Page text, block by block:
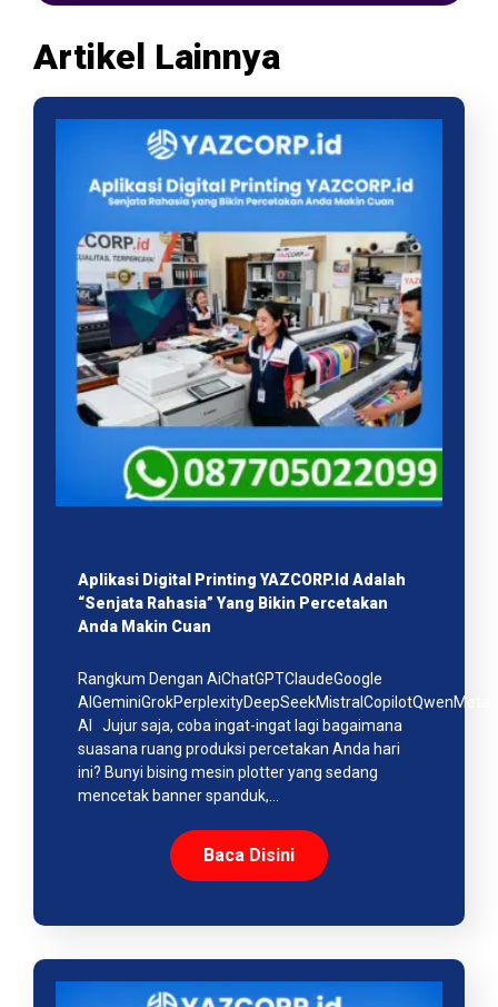
Artikel Lainnya
Aplikasi Digital Printing YAZCORP.id Adalah
“Senjata Rahasia” Yang Bikin Percetakan
Anda Makin Cuan
Rangkum Dengan AiChatGPTClaudeGoogle
AIGeminiGrokPerplexityDeepSeekMistralCopilotQwenMeta
AI Jujur saja, coba ingat-ingat lagi bagaimana
suasana ruang produksi percetakan Anda hari
ini? Bunyi bising mesin plotter yang sedang
mencetak banner spanduk,…
Baca Disini